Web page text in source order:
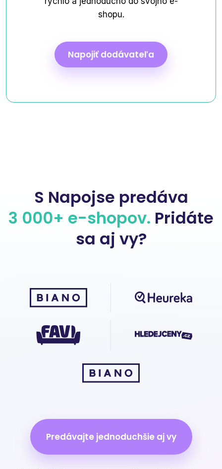
shopu.
Napojiť dodávateľa
S Napojse predáva
3 000+ e-shopov. Pridáte
sa aj vy?
Predávajte jednoduchšie aj vy